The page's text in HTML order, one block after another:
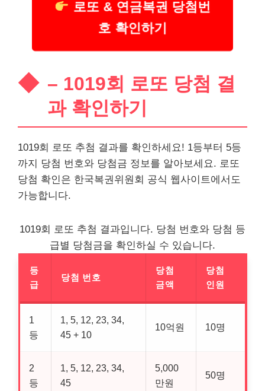
로또 & 연금복권 당첨번
호 확인하기
– 1019회 로또 당첨 결
과 확인하기
1019회 로또 추첨 결과를 확인하세요! 1등부터 5등
까지 당첨 번호와 당첨금 정보를 알아보세요. 로또
당첨 확인은 한국복권위원회 공식 웹사이트에서도
가능합니다.
1019회 로또 추첨 결과입니다. 당첨 번호와 당첨 등
급별 당첨금을 확인하실 수 있습니다.
등
급
당첨 번호
당첨
금액
당첨
인원
1
등
1, 5, 12, 23, 34,
45 + 10
10억원 10명
2
등
1, 5, 12, 23, 34,
45
5,000
만원
50명